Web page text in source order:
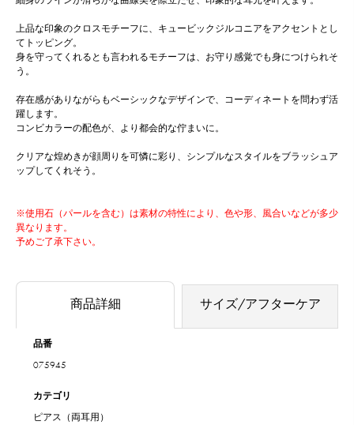
上品な印象のクロスモチーフに、キュービックジルコニアをアクセントとし
てトッピング。
身を守ってくれるとも言われるモチーフは、お守り感覚でも身につけられそ
う。
存在感がありながらもベーシックなデザインで、コーディネートを問わず活
躍します。
コンビカラーの配色が、より都会的な佇まいに。
クリアな煌めきが顔周りを可憐に彩り、シンプルなスタイルをブラッシュア
ップしてくれそう。
※使用石（パールを含む）は素材の特性により、色や形、風合いなどが多少
異なります。
予めご了承下さい。
商品詳細 サイズ/アフターケア
品番
075945
カテゴリ
ピアス（両耳用）